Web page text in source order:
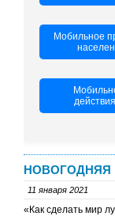
Мобильное
НОВОГОДНЯЯ
11 января 2021
«Как сделать мир